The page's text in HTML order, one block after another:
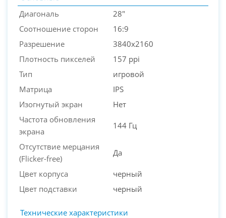
Диагональ
28"
Соотношение сторон
16:9
Разрешение
3840x2160
Плотность пикселей
157 ppi
Тип
игровой
Матрица
IPS
Изогнутый экран
Нет
Частота обновления
экрана
144 Гц
Отсутствие мерцания
(Flicker-free)
Да
Цвет корпуса
черный
Цвет подставки
черный
Технические характеристики